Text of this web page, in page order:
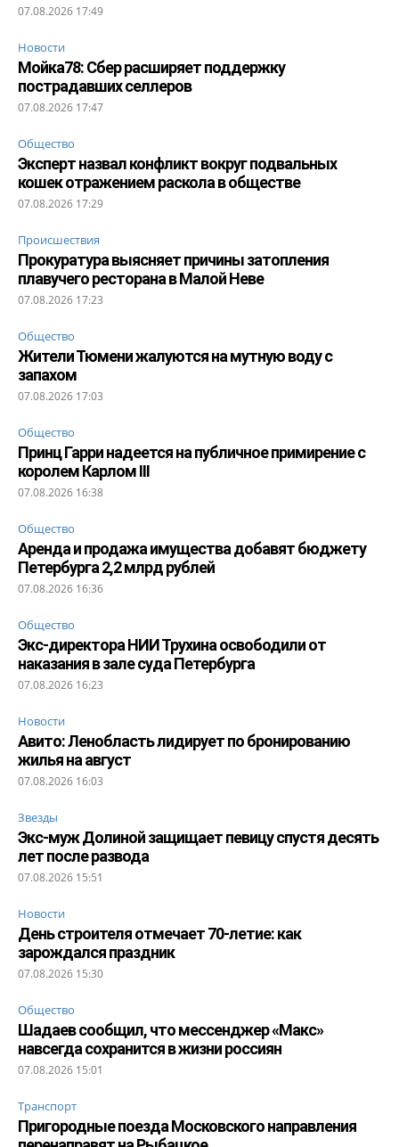
07.08.2026 17:49
Новости
Мойка78: Сбер расширяет поддержку
пострадавших селлеров
07.08.2026 17:47
Общество
Эксперт назвал конфликт вокруг подвальных
кошек отражением раскола в обществе
07.08.2026 17:29
Происшествия
Прокуратура выясняет причины затопления
плавучего ресторана в Малой Неве
07.08.2026 17:23
Общество
Жители Тюмени жалуются на мутную воду с
запахом
07.08.2026 17:03
Общество
Принц Гарри надеется на публичное примирение с
королем Карлом III
07.08.2026 16:38
Общество
Аренда и продажа имущества добавят бюджету
Петербурга 2,2 млрд рублей
07.08.2026 16:36
Общество
Экс-директора НИИ Трухина освободили от
наказания в зале суда Петербурга
07.08.2026 16:23
Новости
Авито: Ленобласть лидирует по бронированию
жилья на август
07.08.2026 16:03
Звезды
Экс-муж Долиной защищает певицу спустя десять
лет после развода
07.08.2026 15:51
Новости
День строителя отмечает 70-летие: как
зарождался праздник
07.08.2026 15:30
Общество
Шадаев сообщил, что мессенджер «Макс»
навсегда сохранится в жизни россиян
07.08.2026 15:01
Транспорт
Пригородные поезда Московского направления